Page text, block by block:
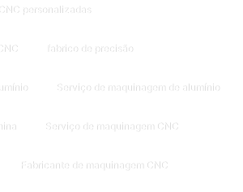
personalizadas
fabrico de precisão
Serviço de maquinagem de alumínio
Serviço de maquinagem CNC
Fabricante de maquinagem CNC